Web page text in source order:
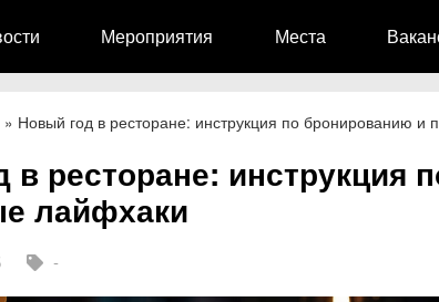
Мероприятия Места
» Новый год в ресторане: инструкция по бронированию и
в ресторане: инструкция
лайфхаки
-